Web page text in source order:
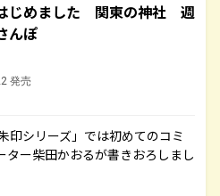
じめました 関東の神社 週
んぽ
発売
印シリーズ」では初めてのコミ
ター柴田かおるが書きおろしまし